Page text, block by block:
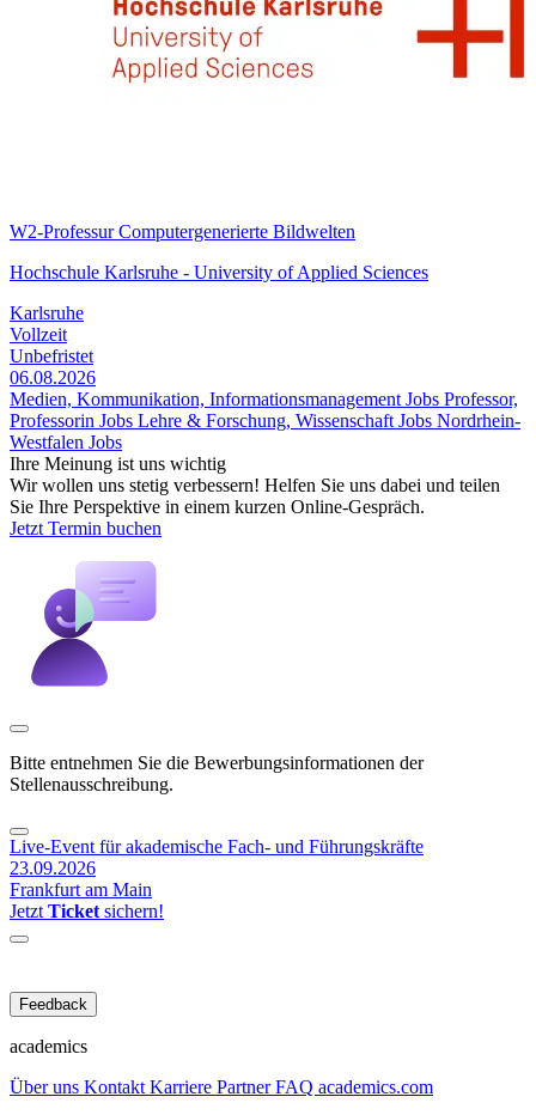
W2-Professur Computergenerierte Bildwelten
Hochschule Karlsruhe - University of Applied Sciences
Karlsruhe
Vollzeit
Unbefristet
06.08.2026
Medien, Kommunikation, Informationsmanagement Jobs Professor,
Professorin Jobs Lehre & Forschung, Wissenschaft Jobs Nordrhein-
Westfalen Jobs
Ihre Meinung ist uns wichtig
Wir wollen uns stetig verbessern! Helfen Sie uns dabei und teilen
Sie Ihre Perspektive in einem kurzen Online-Gespräch.
Jetzt Termin buchen
Bitte entnehmen Sie die Bewerbungsinformationen der
Stellenausschreibung.
Live-Event für akademische Fach- und Führungskräfte
23.09.2026
Frankfurt am Main
Jetzt Ticket sichern!
Feedback
academics
Über uns Kontakt Karriere PartnerFAQ academics.com